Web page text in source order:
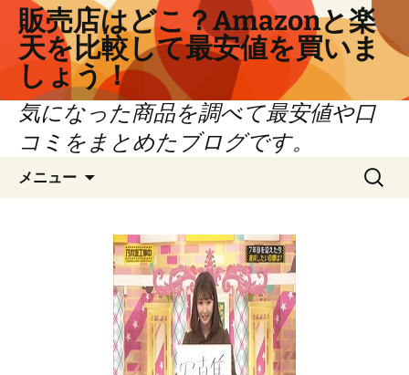
ツ
販売店はどこ？Amazonと楽
天を比較して最安値を買いま
しょう！
気になった商品を調べて最安値や口
コミをまとめたブログです。
メニュー
検
索: